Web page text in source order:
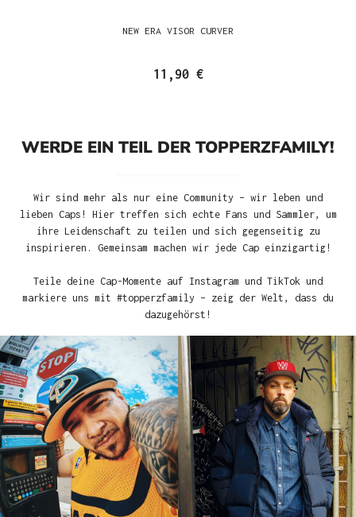
NEW ERA VISOR CURVER
11,90 €
WERDE EIN TEIL DER TOPPERZFAMILY!
Wir sind mehr als nur eine Community – wir leben und
lieben Caps! Hier treffen sich echte Fans und Sammler, um
ihre Leidenschaft zu teilen und sich gegenseitig zu
inspirieren. Gemeinsam machen wir jede Cap einzigartig!
Teile deine Cap-Momente auf Instagram und TikTok und
markiere uns mit #topperzfamily – zeig der Welt, dass du
dazugehörst!